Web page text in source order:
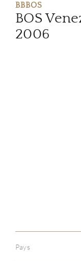
BBBOS
BOS
2006
Pays